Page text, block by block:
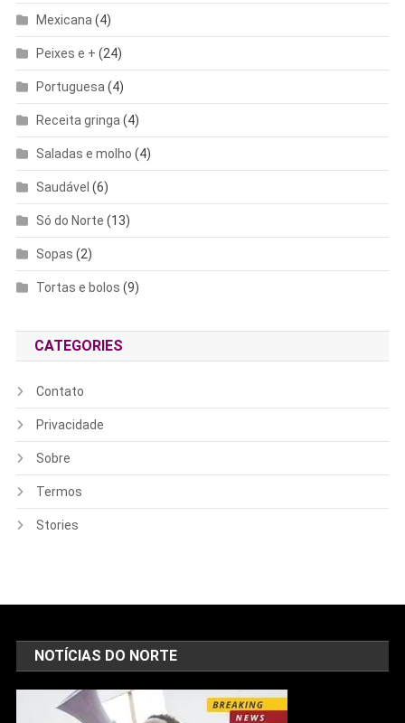
Mexicana (4)
Peixes e + (24)
Portuguesa (4)
Receita gringa (4)
Saladas e molho (4)
Saudável (6)
Só do Norte (13)
Sopas (2)
Tortas e bolos (9)
CATEGORIES
Contato
Privacidade
Sobre
Termos
Stories
NOTÍCIAS DO NORTE